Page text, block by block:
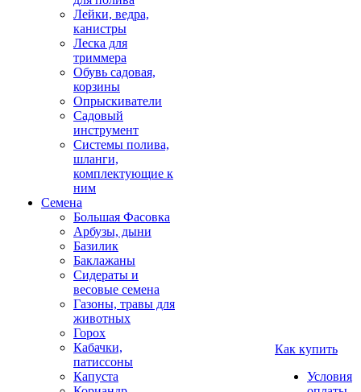
Лейки, ведра,
канистры
Леска для
триммера
Обувь садовая,
корзины
Опрыскиватели
Садовый
инструмент
Системы полива,
шланги,
комплектующие к
ним
Семена
Большая Фасовка
Арбузы, дыни
Базилик
Баклажаны
Сидераты и
весовые семена
Газоны, травы для
животных
Горох
Кабачки,
патиссоны
Капуста
Как купить
Условия